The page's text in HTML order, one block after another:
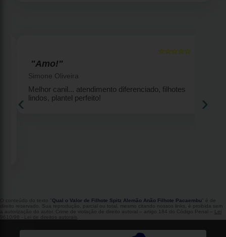
☆☆☆☆☆
"Amo!"
Simone Oliveira
Melhor canil... atendimento diferenciado, filhotes
lindos, plantel perfeito!
‹ ›
O conteúdo do texto " Qual o Valor de Filhote Spitz Alemão Anão Filhote Pacaembu " é de
direito reservado. Sua reprodução, parcial ou total, mesmo citando nossos links, é proibida sem
a autorização do autor. Crime de violação de direito autoral – artigo 184 do Código Penal –
Lei
9610/98 - Lei de direitos autorais .